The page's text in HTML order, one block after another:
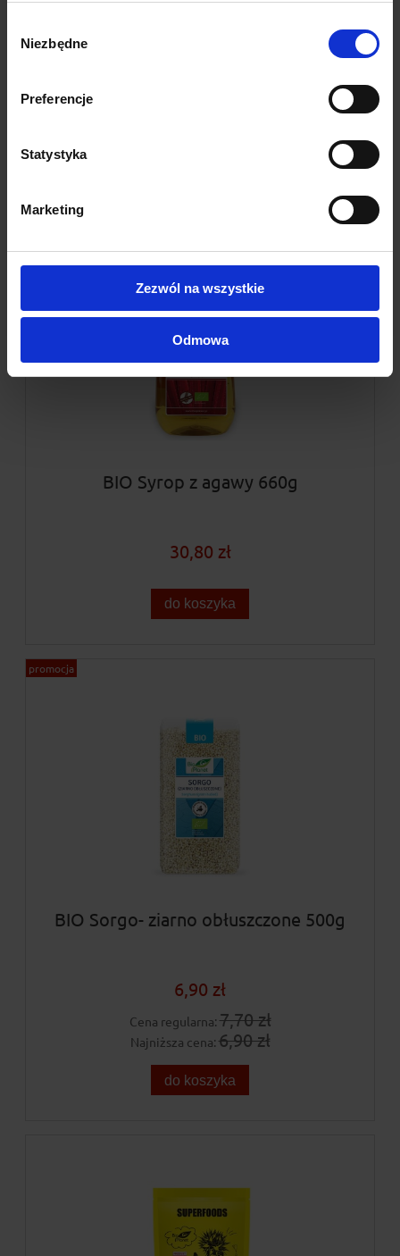
zgody
Niezbędne
Preferencje
Statystyka
Marketing
Zezwól na wszystkie
Odmowa
BIO Syrop z agawy 660g
30,80 zł
do koszyka
BIO Sorgo- ziarno obłuszczone 500g
6,90 zł
Cena regularna: 7,70 zł
Najniższa cena: 6,90 zł
do koszyka
promocja